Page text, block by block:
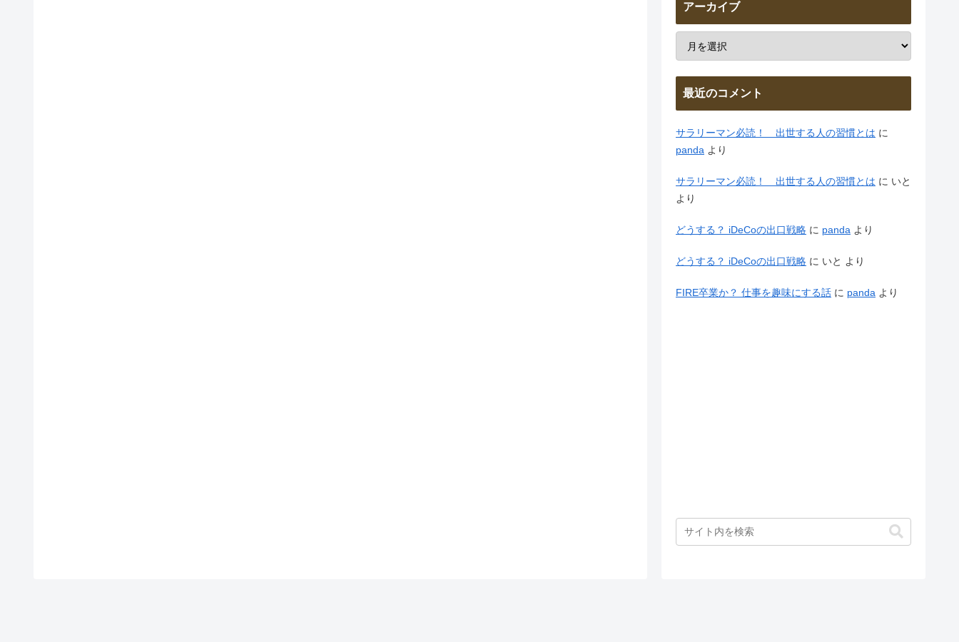
アーカイブ
最近のコメント
サラリーマン必読！ 出世する人の習慣とは に
panda より
サラリーマン必読！ 出世する人の習慣とは に いと
より
どうする？ iDeCoの出口戦略 に panda より
どうする？ iDeCoの出口戦略 に いと より
FIRE卒業か？ 仕事を趣味にする話 に panda より